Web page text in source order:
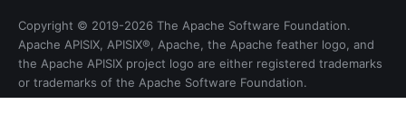
Copyright © 2019-2026 The Apache Software Foundation.
Apache APISIX, APISIX®, Apache, the Apache feather logo, and
the Apache APISIX project logo are either registered trademarks
or trademarks of the Apache Software Foundation.